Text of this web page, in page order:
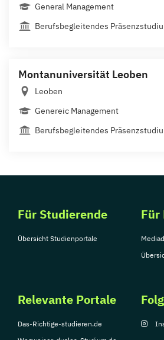
General Management
Berufsbegleitendes
Montanuniversität Leoben
Leoben
Genereic Management
Berufsbegleitendes
Für Studierende
Übersicht Studienportale
Für
Relevante Portale
Das-Richtige-studieren.de